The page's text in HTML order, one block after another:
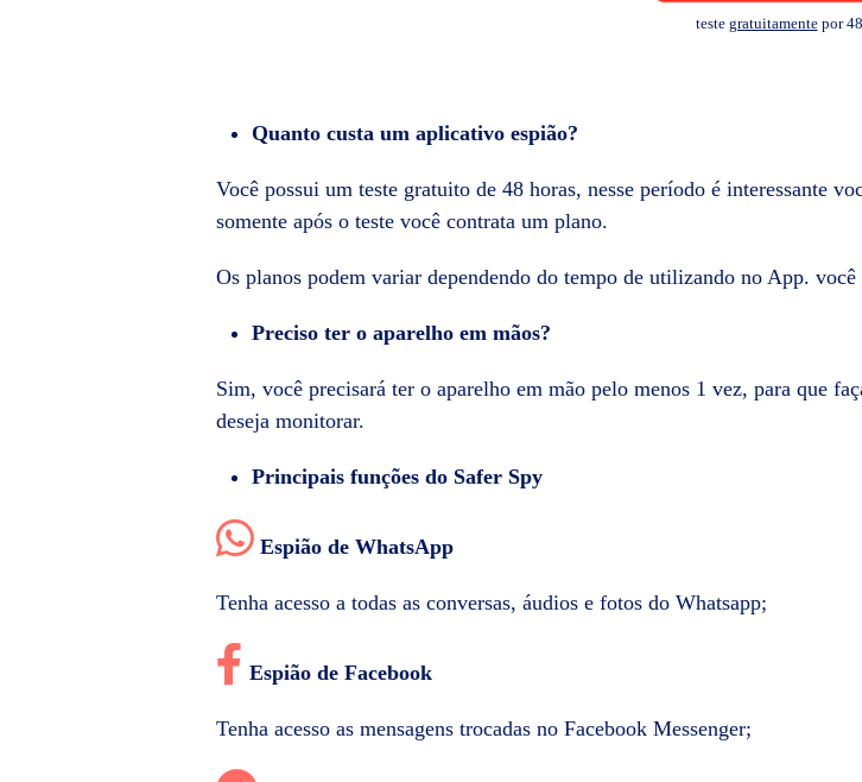
teste gratuitamentepor
Quanto custa um aplicativo espião?
Você possui um teste gratuito de 48 horas, nesse período é interessante
somente após o teste você contrata um plano.
Os planos podem variar dependendo do tempo de utilizando no App.
Preciso ter o aparelho em mãos?
Sim, você precisará ter o aparelho em mão pelo menos 1 vez, para que
deseja monitorar.
Principais funções do Safer Spy
Espião de WhatsApp
Tenha acesso a todas as conversas, áudios e fotos do Whatsapp;
Espião de Facebook
Tenha acesso as mensagens trocadas no Facebook Messenger;